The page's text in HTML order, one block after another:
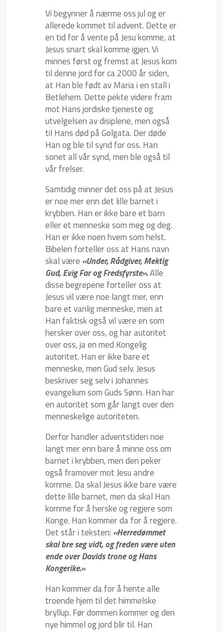
Vi begynner å nærme oss jul og er
allerede kommet til advent. Dette er
en tid for å vente på Jesu komme, at
Jesus snart skal komme igjen. Vi
minnes først og fremst at Jesus kom
til denne jord for ca 2000 år siden,
at Han ble født av Maria i en stall i
Betlehem. Dette pekte videre fram
mot Hans jordiske tjeneste og
utvelgelsen av disiplene, men også
til Hans død på Golgata. Der døde
Han og ble til synd for oss. Han
sonet all vår synd, men ble også til
vår frelser.
Samtidig minner det oss på at Jesus
er noe mer enn det lille barnet i
krybben. Han er ikke bare et barn
eller et menneske som meg og deg.
Han er ikke noen hvem som helst.
Bibelen forteller oss at Hans navn
skal være «Under, Rådgiver, Mektig
Gud, Evig Far og Fredsfyrste».Alle
disse begrepene forteller oss at
Jesus vil være noe langt mer, enn
bare et vanlig menneske, men at
Han faktisk også vil være en som
hersker over oss, og har autoritet
over oss, ja en med Kongelig
autoritet. Han er ikke bare et
menneske, men Gud selv. Jesus
beskriver seg selv i Johannes
evangelium som Guds Sønn. Han har
en autoritet som går langt over den
menneskelige autoriteten.
Derfor handler adventstiden noe
langt mer enn bare å minne oss om
barnet i krybben, men den peker
også framover mot Jesu andre
komme. Da skal Jesus ikke bare være
dette lille barnet, men da skal Han
komme for å herske og regjere som
Konge. Han kommer da for å regjere.
Det står i teksten: «Herredømmet
skal bre seg vidt, og freden være uten
ende over Davids trone og Hans
Kongerike.»
Han kommer da for å hente alle
troende hjem til det himmelske
bryllup. Før dommen kommer og den
nye himmel og jord blir til. Han